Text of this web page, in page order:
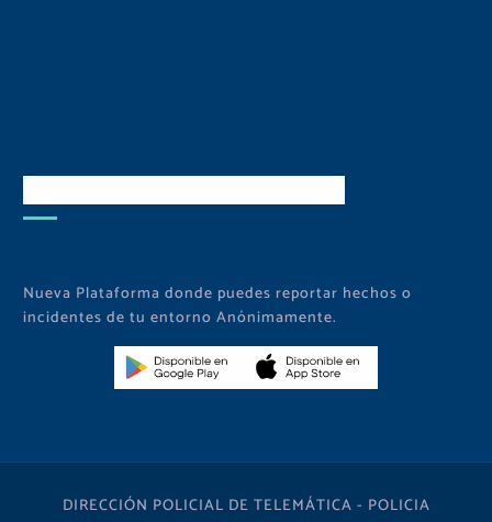
Nueva Plataforma donde puedes reportar hechos o
incidentes de tu entorno Anónimamente.
DIRECCIÓN POLICIAL DE TELEMÁTICA - POLICIA